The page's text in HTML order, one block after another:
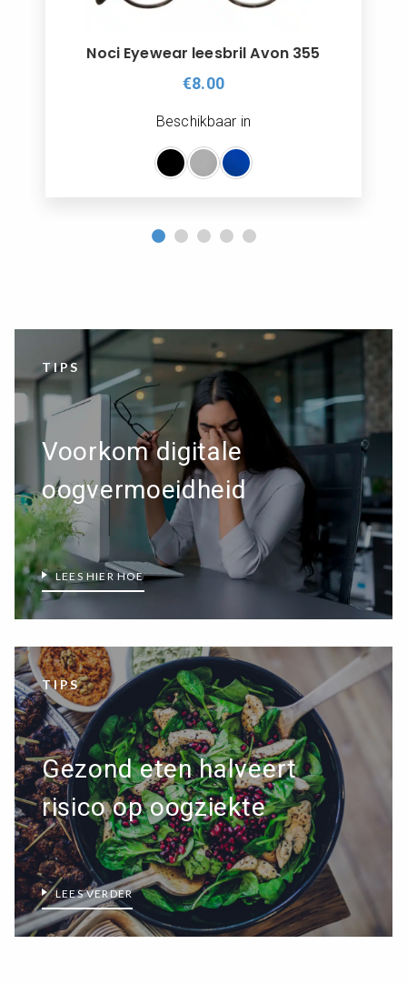
Noci Eyewear leesbril Avon 355
€8.00
Beschikbaar in
TIPS
Voorkom digitale
oogvermoeidheid
LEES HIER HOE
TIPS
Gezond eten halveert
risico op oogziekte
LEES VERDER